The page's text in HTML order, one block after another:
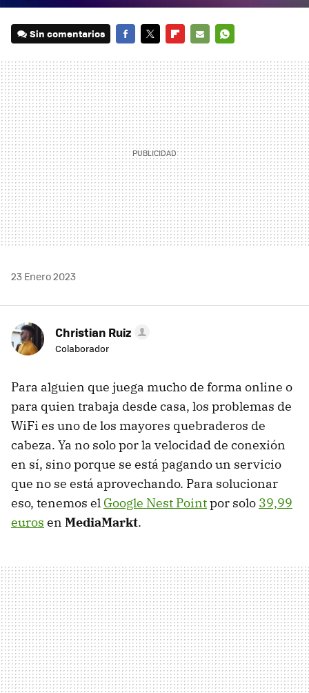
Sin comentarios
MAIL
23 Enero 2023
Christian Ruiz
Colaborador
Para alguien que juega mucho de forma online o
para quien trabaja desde casa, los problemas de
WiFi es uno de los mayores quebraderos de
cabeza. Ya no solo por la velocidad de conexión
en sí, sino porque se está pagando un servicio
que no se está aprovechando. Para solucionar
eso, tenemos el Google Nest Pointpor solo 39,99
euros en MediaMarkt.